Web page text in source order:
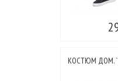
КОСТЮМ ДОМ.